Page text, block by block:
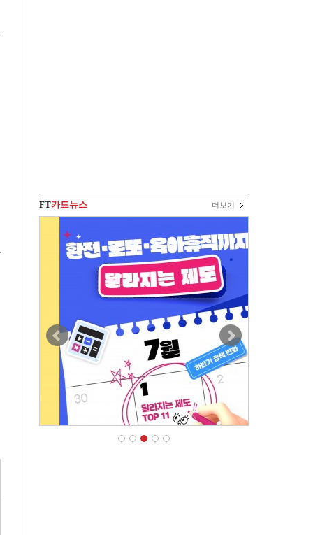
FT카드뉴스 더보기